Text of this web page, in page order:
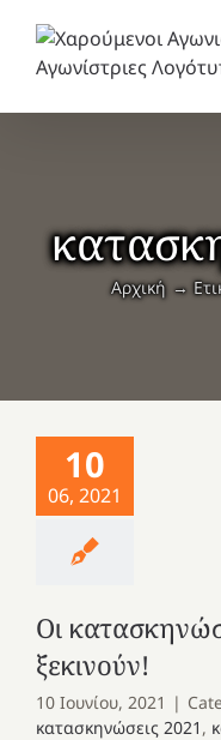
περιεχόμενο
Αρχική
10
06, 2021
Οι
ξεκινούν!
10 Ιουνίου, 2021 |
κατασκηνώσεις 2021 ,